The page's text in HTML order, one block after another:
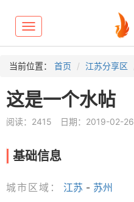
Toggle
navigation
当前位置： 首页 江苏分享区
这是一个水帖
阅读：2415 日期：2019-02-26
基础信息
城市区域： 江苏 - 苏州